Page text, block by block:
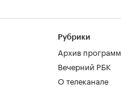
Рубрики
Архив программ
Вечерний РБК
О телеканале